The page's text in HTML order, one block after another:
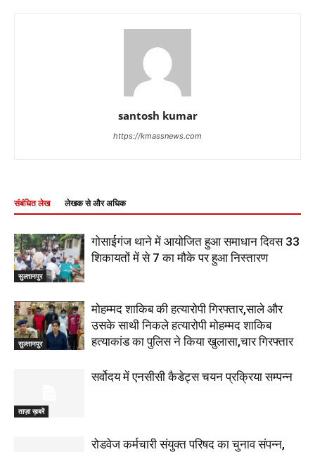
santosh kumar
https://kmassnews.com
संबंधित लेख लेखक से और अधिक
सुल्तानपुर
गोसाईगंज थाने में आयोजित हुआ समाधान दिवस 33
शिकायतों में से 7 का मौके पर हुआ निस्तारण
सुल्तानपुर
मोहम्मद शाकिब की हत्यारोपी गिरफ्तार,साले और
उसके साथी निकले हत्यारोपी मोहम्मद शाकिब
हत्याकांड का पुलिस ने किया खुलासा,चार गिरफ्तार
ताज़ा ख़बरें
सर्वोदय में एनसीसी कैडेट्स चयन प्रक्रिया सम्पन्न
रोडवेज कर्मचारी संयुक्त परिषद का चुनाव संपन्न,